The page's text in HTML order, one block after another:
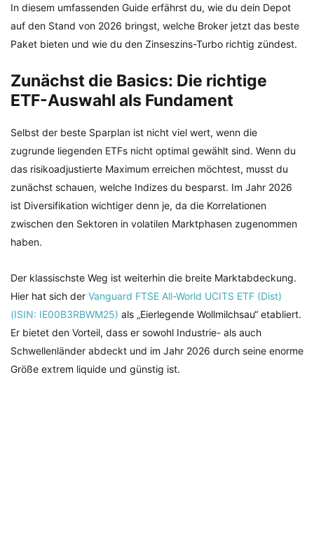
In diesem umfassenden Guide erfährst du, wie du dein Depot
auf den Stand von 2026 bringst, welche Broker jetzt das beste
Paket bieten und wie du den Zinseszins-Turbo richtig zündest.
Zunächst die Basics: Die richtige
ETF-Auswahl als Fundament
Selbst der beste Sparplan ist nicht viel wert, wenn die
zugrunde liegenden ETFs nicht optimal gewählt sind. Wenn du
das risikoadjustierte Maximum erreichen möchtest, musst du
zunächst schauen, welche Indizes du besparst. Im Jahr 2026
ist Diversifikation wichtiger denn je, da die Korrelationen
zwischen den Sektoren in volatilen Marktphasen zugenommen
haben.
Der klassischste Weg ist weiterhin die breite Marktabdeckung.
Hier hat sich der Vanguard FTSE All-World UCITS ETF (Dist)
(ISIN: IE00B3RBWM25) als „Eierlegende Wollmilchsau“ etabliert.
Er bietet den Vorteil, dass er sowohl Industrie- als auch
Schwellenländer abdeckt und im Jahr 2026 durch seine enorme
Größe extrem liquide und günstig ist.